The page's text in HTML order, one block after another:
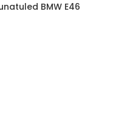
BMW E46